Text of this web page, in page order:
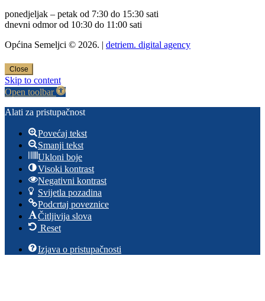
ponedjeljak – petak od 7:30 do 15:30 sati
dnevni odmor od 10:30 do 11:00 sati
Općina Semeljci © 2026. | detriem. digital agency
Close
Skip to content
Open toolbar
Alati za pristupačnost
Povećaj tekst
Smanji tekst
Ukloni boje
Visoki kontrast
Negativni kontrast
Svijetla pozadina
Podcrtaj poveznice
Čitljivija slova
Reset
Izjava o pristupačnosti